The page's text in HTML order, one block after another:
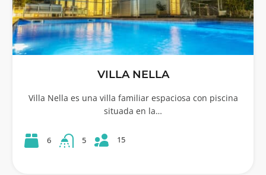
VILLA NELLA
Villa Nella es una villa familiar espaciosa con piscina
situada en la…
6 5 15